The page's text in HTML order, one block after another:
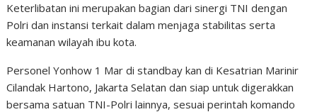
Keterlibatan ini merupakan bagian dari sinergi TNI dengan
Polri dan instansi terkait dalam menjaga stabilitas serta
keamanan wilayah ibu kota.
Personel Yonhow 1 Mar di standbay kan di Kesatrian Marinir
Cilandak Hartono, Jakarta Selatan dan siap untuk digerakkan
bersama satuan TNI-Polri lainnya, sesuai perintah komando